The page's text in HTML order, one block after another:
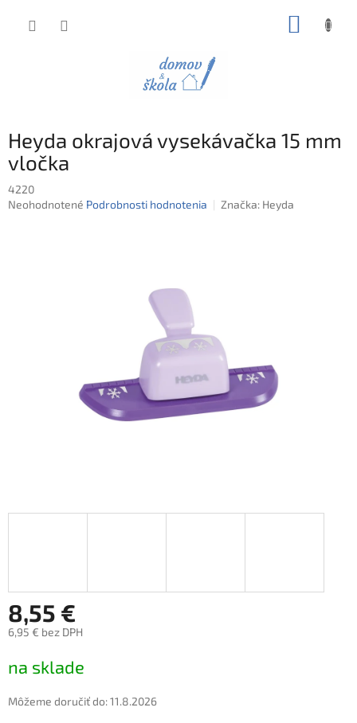
Heyda okrajová vysekávačka 15 mm
vločka
4220
Priemerné
Neohodnotené Podrobnosti hodnotenia Značka: Heyda
8,55 €
6,95 € bez DPH
cena:
na sklade
Môžeme doručiť do:11.8.2026